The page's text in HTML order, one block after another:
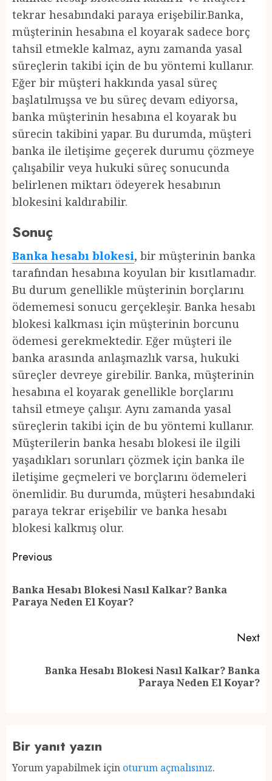
tekrar hesabındaki paraya erişebilir.Banka,
müşterinin hesabına el koyarak sadece borç
tahsil etmekle kalmaz, aynı zamanda yasal
süreçlerin takibi için de bu yöntemi kullanır.
Eğer bir müşteri hakkında yasal süreç
başlatılmışsa ve bu süreç devam ediyorsa,
banka müşterinin hesabına el koyarak bu
sürecin takibini yapar. Bu durumda, müşteri
banka ile iletişime geçerek durumu çözmeye
çalışabilir veya hukuki süreç sonucunda
belirlenen miktarı ödeyerek hesabının
blokesini kaldırabilir.
Sonuç
Banka hesabı blokesi, bir müşterinin banka
tarafından hesabına koyulan bir kısıtlamadır.
Bu durum genellikle müşterinin borçlarını
ödememesi sonucu gerçekleşir. Banka hesabı
blokesi kalkması için müşterinin borcunu
ödemesi gerekmektedir. Eğer müşteri ile
banka arasında anlaşmazlık varsa, hukuki
süreçler devreye girebilir. Banka, müşterinin
hesabına el koyarak genellikle borçlarını
tahsil etmeye çalışır. Aynı zamanda yasal
süreçlerin takibi için de bu yöntemi kullanır.
Müşterilerin banka hesabı blokesi ile ilgili
yaşadıkları sorunları çözmek için banka ile
iletişime geçmeleri ve borçlarını ödemeleri
önemlidir. Bu durumda, müşteri hesabındaki
paraya tekrar erişebilir ve banka hesabı
blokesi kalkmış olur.
Post
navigation
Previous
Banka Hesabı Blokesi Nasıl Kalkar? Banka
Paraya Neden El Koyar?
Next
Banka Hesabı Blokesi Nasıl Kalkar? Banka
Paraya Neden El Koyar?
Bir yanıt yazın
Yorum yapabilmek için oturum açmalısınız.